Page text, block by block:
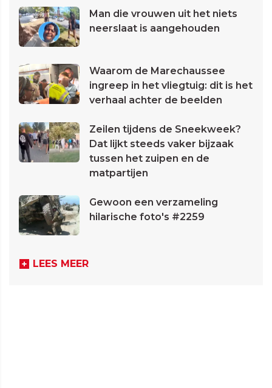
Man die vrouwen uit het niets
neerslaat is aangehouden
Waarom de Marechaussee
ingreep in het vliegtuig: dit is het
verhaal achter de beelden
Zeilen tijdens de Sneekweek?
Dat lijkt steeds vaker bijzaak
tussen het zuipen en de
matpartijen
Gewoon een verzameling
hilarische foto's #2259
LEES MEER